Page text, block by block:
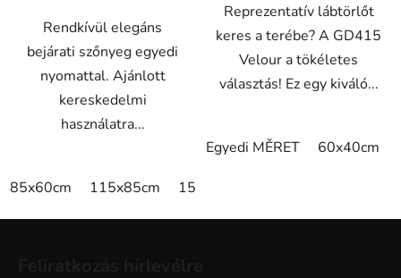
Rendkívül elegáns
bejárati szőnyeg egyedi
nyomattal. Ajánlott
kereskedelmi
használatra...
85x60cm 115x85cm 150x85cm
Reprezentatív lábtörlőt
keres a terébe? A GD415
Velour a tökéletes
választás! Ez egy kiváló...
Egyedi MĚRET 60x40cm